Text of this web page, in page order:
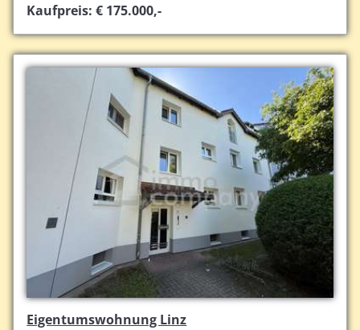
Kaufpreis: € 175.000,-
Eigentumswohnung Linz